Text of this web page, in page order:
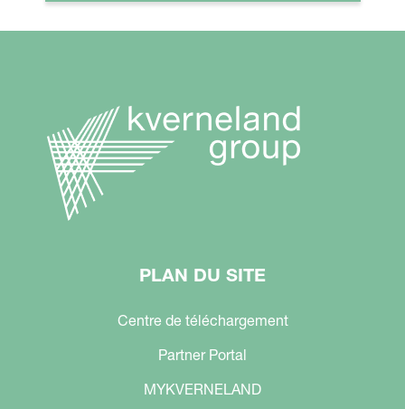
PLAN DU SITE
Centre de téléchargement
Partner Portal
MYKVERNELAND